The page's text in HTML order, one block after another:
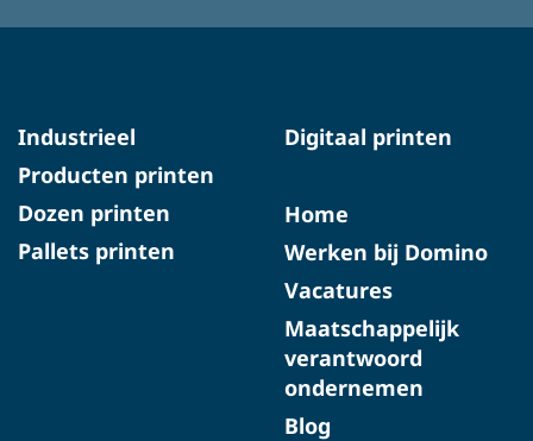
Industrieel
Producten printen
Dozen printen
Pallets printen
Digitaal printen
Home
Werken bij Domino
Vacatures
Maatschappelijk
verantwoord
ondernemen
Blog